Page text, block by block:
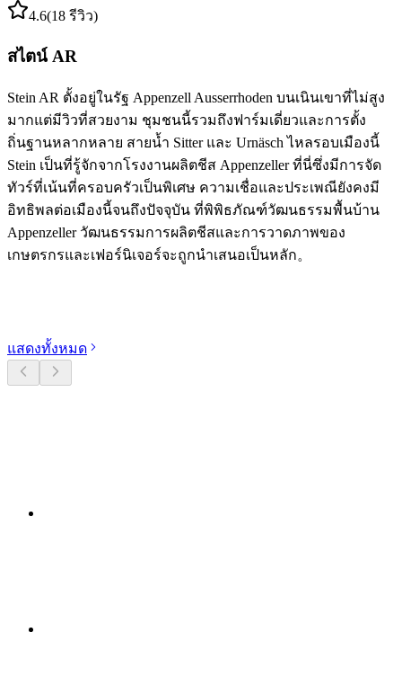
4.6(18 รีวิว)
สไตน์ AR
Stein AR ตั้งอยู่ในรัฐ Appenzell Ausserrhoden บนเนินเขาที่ไม่สูง
มากแต่มีวิวที่สวยงาม ชุมชนนี้รวมถึงฟาร์มเดี่ยวและการตั้ง
ถิ่นฐานหลากหลาย สายน้ำ Sitter และ Urnäsch ไหลรอบเมืองนี้
Stein เป็นที่รู้จักจากโรงงานผลิตชีส Appenzeller ที่นี่ซึ่งมีการจัด
ทัวร์ที่เน้นที่ครอบครัวเป็นพิเศษ ความเชื่อและประเพณียังคงมี
อิทธิพลต่อเมืองนี้จนถึงปัจจุบัน ที่พิพิธภัณฑ์วัฒนธรรมพื้นบ้าน
Appenzeller วัฒนธรรมการผลิตชีสและการวาดภาพของ
เกษตรกรและเฟอร์นิเจอร์จะถูกนำเสนอเป็นหลัก。
แสดงทั้งหมด